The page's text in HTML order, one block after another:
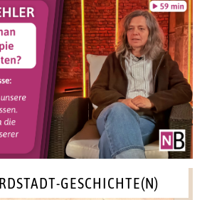
GESCHICHTE(N)